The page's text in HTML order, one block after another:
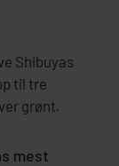
Shibuyas
til tre
grønt.
mest